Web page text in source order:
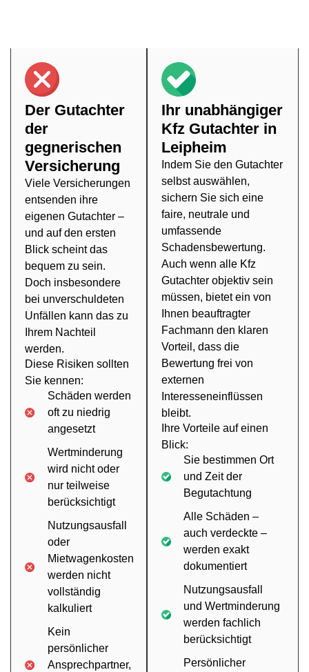
Ihr unabhängiger
Kfz Gutachter in
Leipheim
Indem Sie den Gutachter
selbst auswählen,
sichern Sie sich eine
faire, neutrale und
umfassende
Schadensbewertung.
Auch wenn alle Kfz
Gutachter objektiv sein
müssen, bietet ein von
Ihnen beauftragter
Fachmann den klaren
Vorteil, dass die
Bewertung frei von
externen
Interesseneinflüssen
bleibt.
Ihre Vorteile auf einen
Blick:
Sie bestimmen Ort
und Zeit der
Begutachtung
Alle Schäden –
auch verdeckte –
werden exakt
dokumentiert
Nutzungsausfall
und Wertminderung
werden fachlich
berücksichtigt
Persönlicher
Der Gutachter
der
gegnerischen
Versicherung
Viele Versicherungen
entsenden ihre
eigenen Gutachter –
und auf den ersten
Blick scheint das
bequem zu sein.
Doch insbesondere
bei unverschuldeten
Unfällen kann das zu
Ihrem Nachteil
werden.
Diese Risiken sollten
Sie kennen:
Schäden werden
oft zu niedrig
angesetzt
Wertminderung
wird nicht oder
nur teilweise
berücksichtigt
Nutzungsausfall
oder
Mietwagenkosten
werden nicht
vollständig
kalkuliert
Kein
persönlicher
Ansprechpartner,